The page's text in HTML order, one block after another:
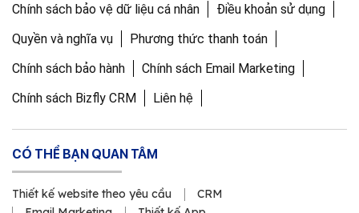
Chính sách bảo vệ dữ liệu cá nhân
Điều khoản sử dụng
Quyền và nghĩa vụ
Phương thức thanh toán
Chính sách bảo hành
Chính sách Email Marketing
Chính sách Bizfly CRM
Liên hệ
CÓ THỂ BẠN QUAN TÂM
Thiết kế website theo yêu cầu
CRM